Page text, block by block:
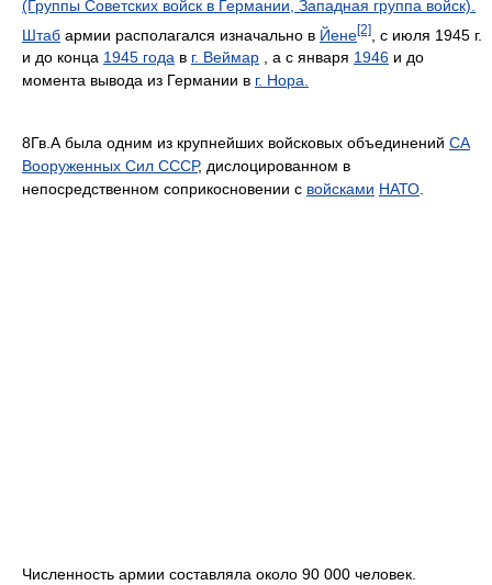
(Группы Советских войск в Германии, Западная группа войск).
Штаб армии располагался изначально в Йене[2]
, с июля 1945 г.
и до конца 1945 года в г. Веймар , а с января 1946 и до
момента вывода из Германии в г. Нора.
8Гв.А была одним из крупнейших войсковых объединений СА
Вооруженных Сил СССР, дислоцированном в
непосредственном соприкосновении с войсками НАТО.
Численность армии составляла около 90 000 человек.